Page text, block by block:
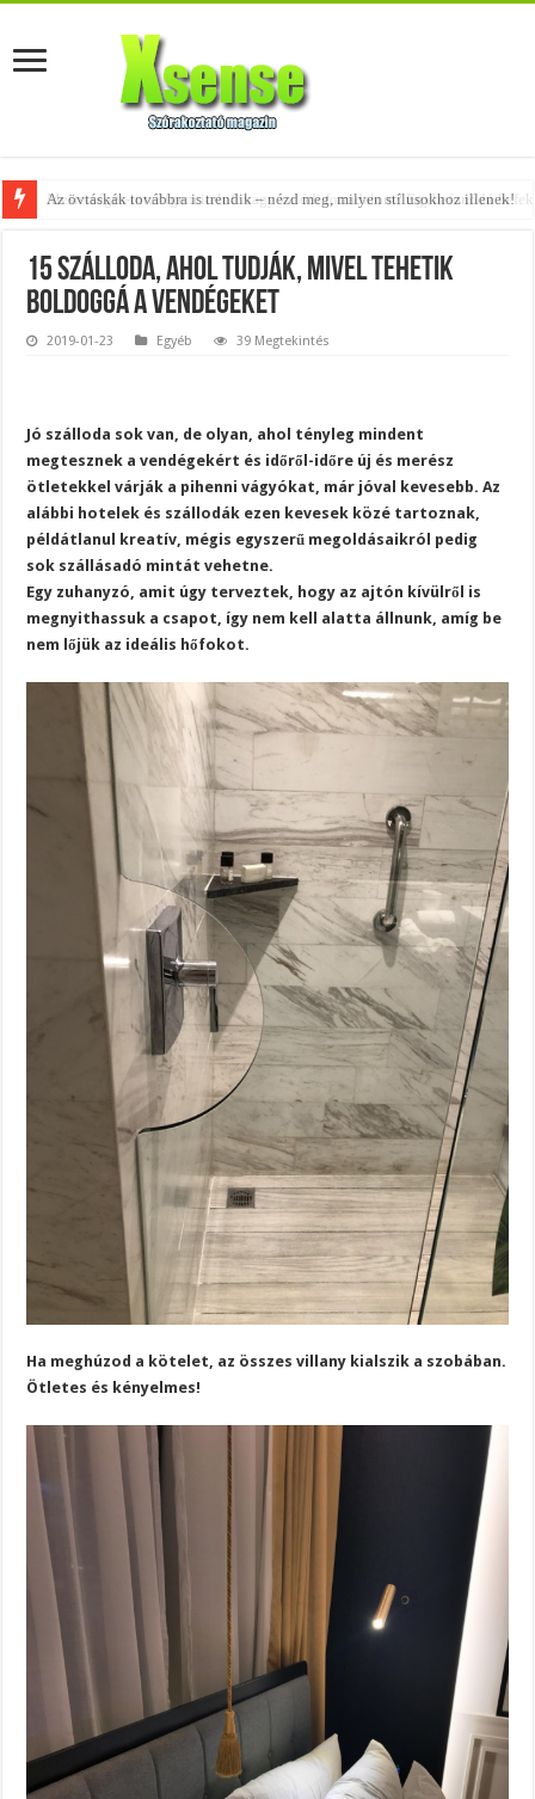
Az övtáskák továbbra is trendik – nézd meg, milyen stílusokhoz illenek!
15 szálloda, ahol tudják, mivel tehetik
boldoggá a vendégeket
2019-01-23 Egyéb 39 Megtekintés
Jó szálloda sok van, de olyan, ahol tényleg mindent
megtesznek a vendégekért és időről-időre új és merész
ötletekkel várják a pihenni vágyókat, már jóval kevesebb. Az
alábbi hotelek és szállodák ezen kevesek közé tartoznak,
példátlanul kreatív, mégis egyszerű megoldásaikról pedig
sok szállásadó mintát vehetne.
Egy zuhanyzó, amit úgy terveztek, hogy az ajtón kívülről is
megnyithassuk a csapot, így nem kell alatta állnunk, amíg be
nem lőjük az ideális hőfokot.
Ha meghúzod a kötelet, az összes villany kialszik a szobában.
Ötletes és kényelmes!